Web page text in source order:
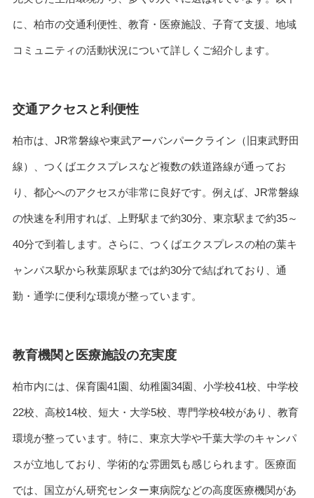
に、柏市の交通利便性、教育・医療施設、子育て支援、地域
コミュニティの活動状況について詳しくご紹介します。
交通アクセスと利便性
柏市は、JR常磐線や東武アーバンパークライン（旧東武野田
線）、つくばエクスプレスなど複数の鉄道路線が通ってお
り、都心へのアクセスが非常に良好です。例えば、JR常磐線
の快速を利用すれば、上野駅まで約30分、東京駅まで約35～
40分で到着します。さらに、つくばエクスプレスの柏の葉キ
ャンパス駅から秋葉原駅までは約30分で結ばれており、通
勤・通学に便利な環境が整っています。
教育機関と医療施設の充実度
柏市内には、保育園41園、幼稚園34園、小学校41校、中学校
22校、高校14校、短大・大学5校、専門学校4校があり、教育
環境が整っています。特に、東京大学や千葉大学のキャンパ
スが立地しており、学術的な雰囲気も感じられます。医療面
では、国立がん研究センター東病院などの高度医療機関があ